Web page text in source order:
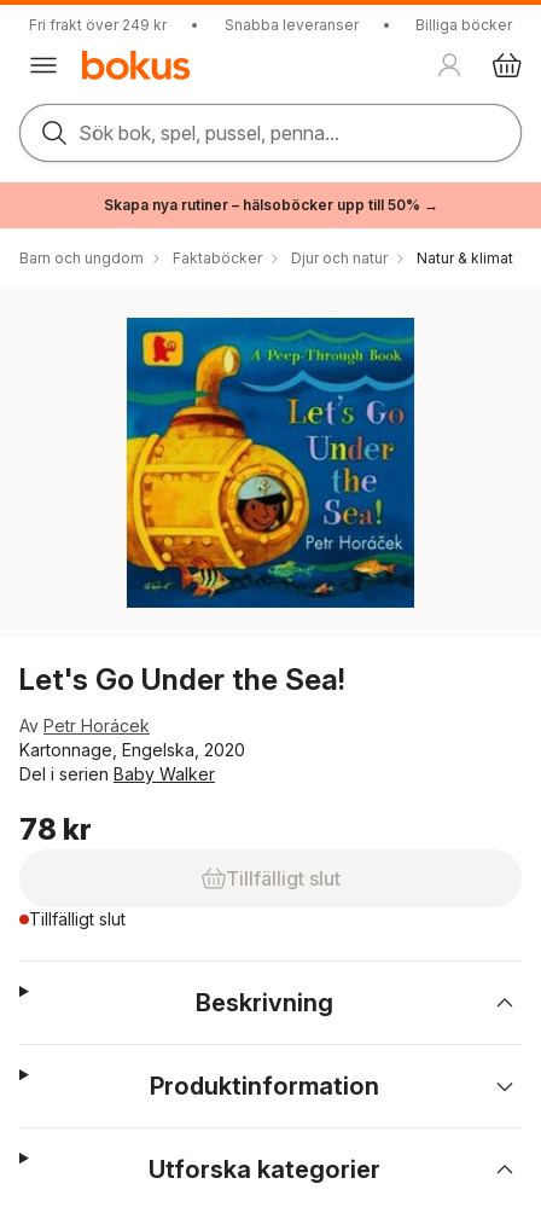
Fri frakt över 249 kr • Snabba leveranser • Billiga böcker
Sök bok, spel, pussel, penna...
Skapa nya rutiner – hälsoböcker upp till 50% →
Barn och ungdom Faktaböcker Djur och natur Natur & klimat
Let's Go Under the Sea!
Av Petr Horácek
Kartonnage, Engelska, 2020
Del i serien Baby Walker
78 kr
Tillfälligt slut
Tillfälligt slut
Beskrivning
Produktinformation
Utforska kategorier